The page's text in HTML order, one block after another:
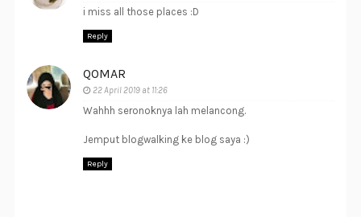
i miss all those places :D
Reply
QOMAR
22 April 2019 at 11:26
Wahhh seronoknya lah melancong.
Jemput blogwalking ke blog saya :)
Reply